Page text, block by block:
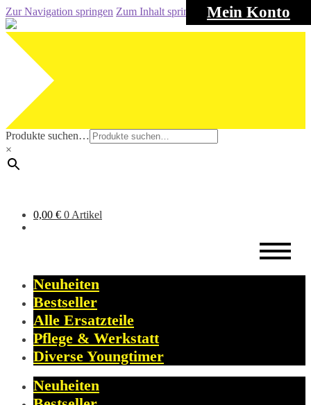
Mein Konto
Zur Navigation springen Zum Inhalt springen
Produkte suchen…
×
0,00 € 0 Artikel
Neuheiten
Bestseller
Alle Ersatzteile
Pflege & Werkstatt
Diverse Youngtimer
Neuheiten